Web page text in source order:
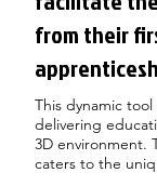
from their
This dynamic
delivering
3D environment.
caters to the